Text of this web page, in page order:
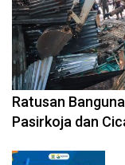
2026-08-06 17:34:08
Ratusan
Pasirkoja dan